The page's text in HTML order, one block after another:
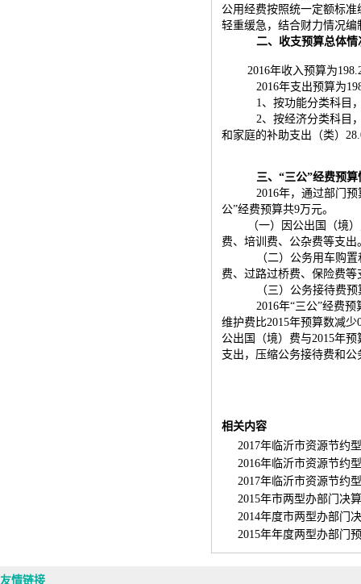
公用经费按照统一定额标
轻重缓急，结合财力情况编
二、收支预算总体情
2016年收入预算为
2016年支出预算为
1、按功能分类科目
2、按经济分类科目
和家庭的补助支出（类）
三、“三公”经费预算
2016年，通过部门
公”经费预算共9万元。
（一）因公出国（境
费、培训费、公杂费等支出
（二）公务用车购
费、过路过桥费、保险费等
（三）公务接待费
2016年“三公”经费
维护费比2015年预算数减
公出国（境）费与2015年
支出，压缩公务接待费和
相关内容
2017年临沂市资源节约
2016年临沂市资源节约
2017年临沂市资源节约
2015年市两型办部门决
2014年度市两型办部门
2015年年度两型办部门
友情链接